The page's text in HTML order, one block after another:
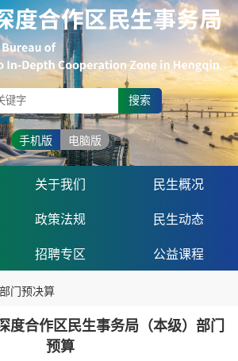
搜索
手机版 电脑版
关于我们 民生概况
政策法规 民生动态
招聘专区 公益课程
部门预决算
度合作区民生事务局（本级）部门
预算